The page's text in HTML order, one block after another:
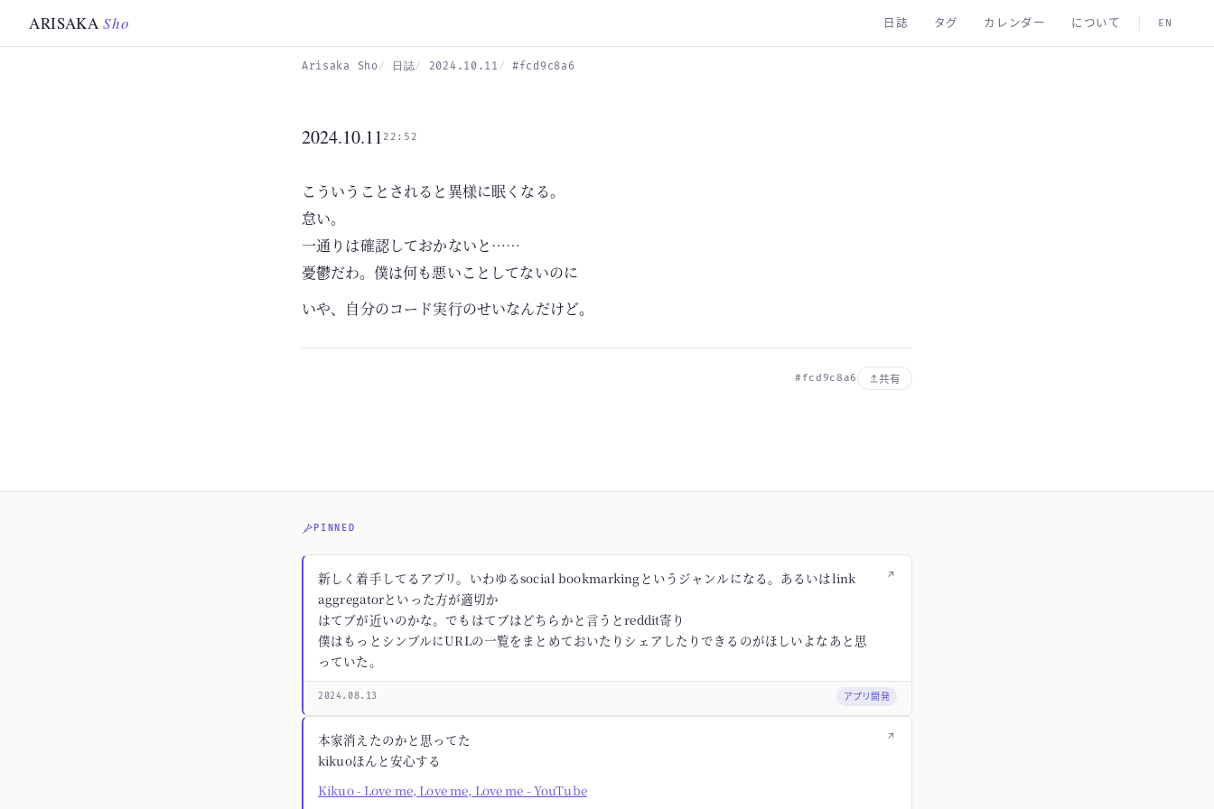
ARISAKASho 日誌 タグ カレンダー について EN
Arisaka Sho 日誌 2024.10.11 #fcd9c8a6
2024.10.11 22:52
こういうことされると異様に眠くなる。
怠い。
一通りは確認しておかないと……
憂鬱だわ。僕は何も悪いことしてないのに
いや、自分のコード実行のせいなんだけど。
#fcd9c8a6 共有
PINNED
↗
新しく着手してるアプリ。いわゆるsocial bookmarkingというジャンルになる。あるいはlink
aggregatorといった方が適切か
はてブが近いのかな。でもはてブはどちらかと言うとreddit寄り
僕はもっとシンプルにURLの一覧をまとめておいたりシェアしたりできるのがほしいよなあと思
っていた。
2024.08.13 アプリ開発
↗
本家消えたのかと思ってた
kikuoほんと安心する
Kikuo - Love me, Love me, Love me - YouTube